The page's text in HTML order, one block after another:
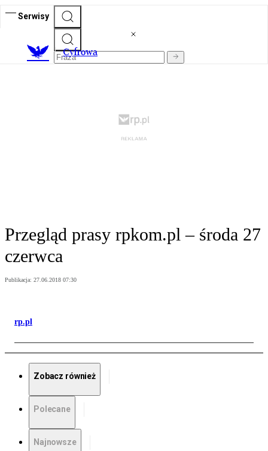
Serwisy
Cyfrowa
Przegląd prasy rpkom.pl – środa 27
czerwca
Publikacja: 27.06.2018 07:30
rp.pl
Zobacz również
Polecane
Najnowsze